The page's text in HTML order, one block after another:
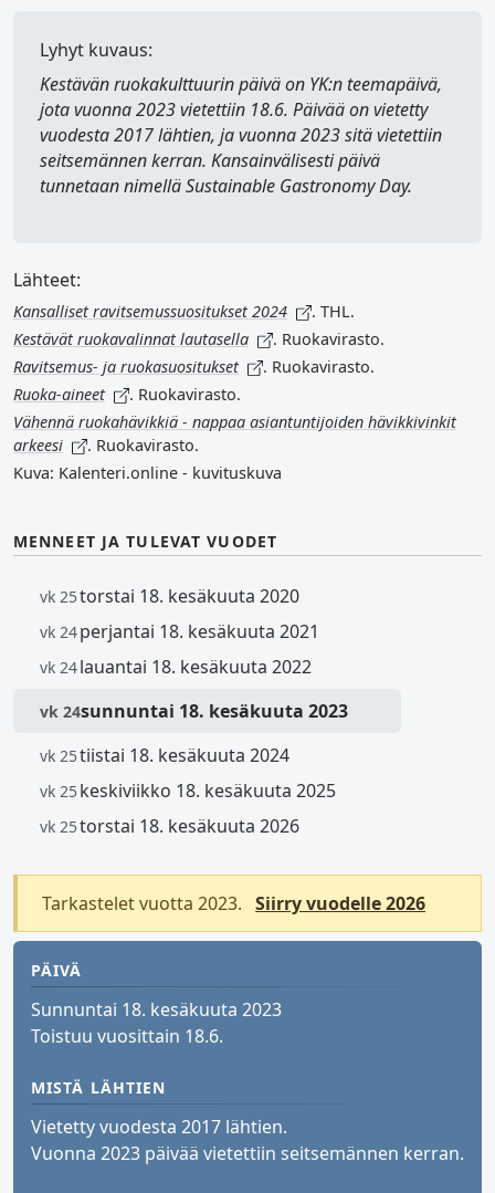
Lyhyt kuvaus:
Kestävän ruokakulttuurin päiväon YK:n teemapäivä,
jota vuonna 2023 vietettiin 18.6. Päivää on vietetty
vuodesta 2017 lähtien, ja vuonna 2023 sitä vietettiin
seitsemännen kerran. Kansainvälisesti päivä
tunnetaan nimelläSustainable Gastronomy Day.
Lähteet:
Kansalliset ravitsemussuositukset 2024
. THL.
Kestävät ruokavalinnat lautasella
. Ruokavirasto.
Ravitsemus- ja ruokasuositukset
. Ruokavirasto.
Ruoka-aineet
. Ruokavirasto.
Vähennä ruokahävikkiä - nappaa asiantuntijoiden hävikkivinkit
arkeesi
. Ruokavirasto.
Kuva: Kalenteri.online - kuvituskuva
MENNEET JA TULEVAT VUODET
vk 25torstai 18. kesäkuuta 2020
vk 24perjantai 18. kesäkuuta 2021
vk 24lauantai 18. kesäkuuta 2022
vk 24sunnuntai 18. kesäkuuta 2023
vk 25tiistai 18. kesäkuuta 2024
vk 25keskiviikko 18. kesäkuuta 2025
vk 25torstai 18. kesäkuuta 2026
Tarkastelet vuotta 2023. Siirry vuodelle 2026
PÄIVÄ
Sunnuntai 18. kesäkuuta 2023
Toistuu vuosittain 18.6.
MISTÄ LÄHTIEN
Vietetty vuodesta 2017 lähtien.
Vuonna 2023 päivää vietettiin seitsemännen kerran.